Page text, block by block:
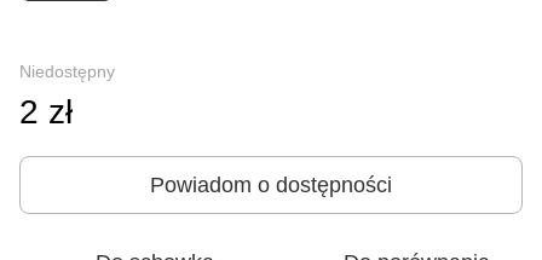
Niedostępny
2 zł
Powiadom o dostępności